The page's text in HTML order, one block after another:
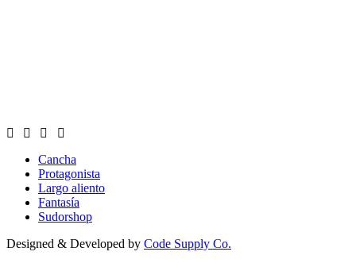
Cancha
Protagonista
Largo aliento
Fantasía
Sudorshop
Designed & Developed by Code Supply Co.